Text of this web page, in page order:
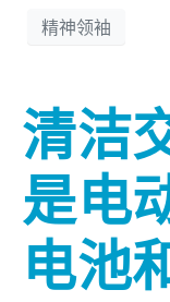
精神领袖
清洁
是电
电池